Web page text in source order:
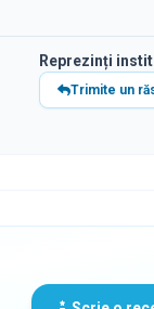
Reprezinți
Trimite un